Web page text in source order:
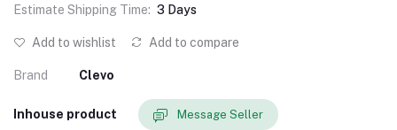
Estimate Shipping Time: 3 Days
Add to wishlist Add to compare
Brand Clevo
Inhouse product Message Seller